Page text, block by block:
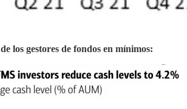
de los gestores de fondos en mínimos: